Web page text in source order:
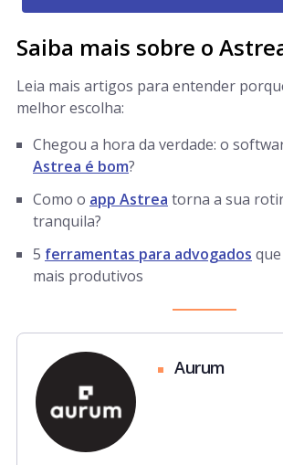
Saiba mais sobre o
Leia mais artigos para entender
melhor escolha:
Chegou a hora da verdade: o
Astrea é bom?
Como o app Astrea torna a sua
tranquila?
5 ferramentas para advogados
mais produtivos
Aurum